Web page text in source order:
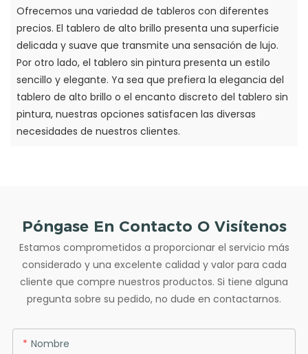
Ofrecemos una variedad de tableros con diferentes
precios. El tablero de alto brillo presenta una superficie
delicada y suave que transmite una sensación de lujo.
Por otro lado, el tablero sin pintura presenta un estilo
sencillo y elegante. Ya sea que prefiera la elegancia del
tablero de alto brillo o el encanto discreto del tablero sin
pintura, nuestras opciones satisfacen las diversas
necesidades de nuestros clientes.
Póngase En Contacto O Visítenos
Estamos comprometidos a proporcionar el servicio más
considerado y una excelente calidad y valor para cada
cliente que compre nuestros productos. Si tiene alguna
pregunta sobre su pedido, no dude en contactarnos.
Nombre